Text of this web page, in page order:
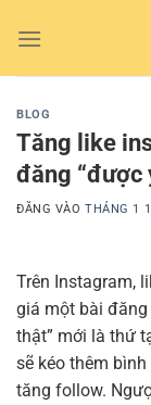
qua
BLOG
Tăng like
đăng “được
ĐĂNG VÀOTHÁNG 1
Trên Instagram,
giá một bài đăng
thật” mới là thứ
sẽ kéo thêm
tăng follow.